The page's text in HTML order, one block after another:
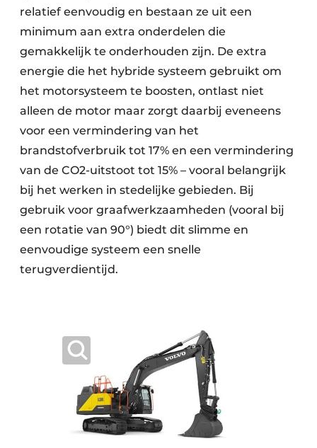
relatief eenvoudig en bestaan ze uit een
minimum aan extra onderdelen die
gemakkelijk te onderhouden zijn. De extra
energie die het hybride systeem gebruikt om
het motorsysteem te boosten, ontlast niet
alleen de motor maar zorgt daarbij eveneens
voor een vermindering van het
brandstofverbruik tot 17% en een vermindering
van de CO2-uitstoot tot 15% – vooral belangrijk
bij het werken in stedelijke gebieden. Bij
gebruik voor graafwerkzaamheden (vooral bij
een rotatie van 90°) biedt dit slimme en
eenvoudige systeem een snelle
terugverdientijd.